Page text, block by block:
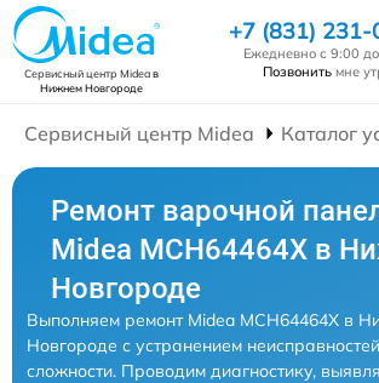
Сервисный центр Mideaв
Нижнем Новгороде
+7 (831)
Ежедневно с 9:00
Позвонить мне
Сервисный центр Midea Каталог
Ремонт варочной
Midea MCH64464X в
Новгороде
Выполняем ремонт Midea MCH64464X в
Новгороде с устранением
сложности. Проводим диагностику,